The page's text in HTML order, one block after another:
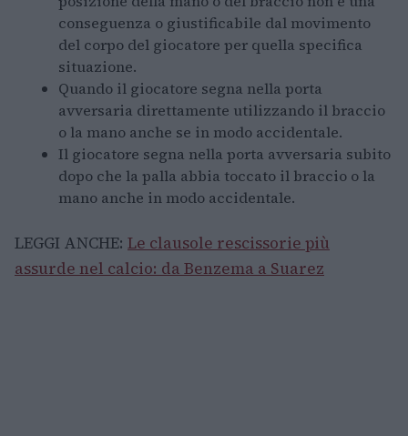
conseguenza o giustificabile dal movimento
del corpo del giocatore per quella specifica
situazione.
Quando il giocatore segna nella porta
avversaria direttamente utilizzando il braccio
o la mano anche se in modo accidentale.
Il giocatore segna nella porta avversaria subito
dopo che la palla abbia toccato il braccio o la
mano anche in modo accidentale.
LEGGI ANCHE: Le clausole rescissorie più
assurde nel calcio: da Benzema a Suarez